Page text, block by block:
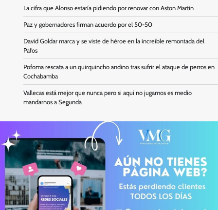
La cifra que Alonso estaría pidiendo por renovar con Aston Martin
Paz y gobernadores firman acuerdo por el 50-50
David Goldar marca y se viste de héroe en la increíble remontada del
Pafos
Pofoma rescata a un quirquincho andino tras sufrir el ataque de perros en
Cochabamba
Vallecas está mejor que nunca pero si aquí no jugamos es medio
mandarnos a Segunda